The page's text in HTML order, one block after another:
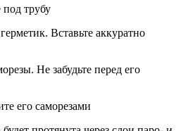
трубу
Вставьте аккуратно
Не забудьте перед его
его саморезами